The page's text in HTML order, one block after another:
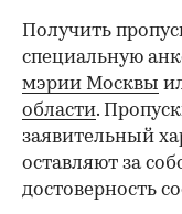
Получить
специальную
мэрии Москвы
области.
заявительный
оставляют за
достоверность